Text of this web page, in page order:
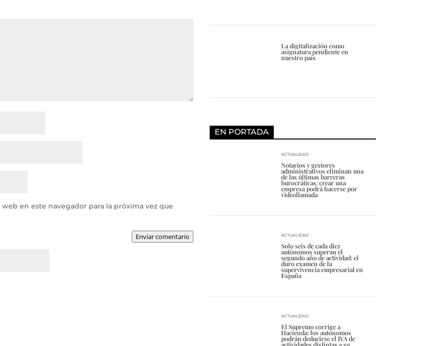
en este navegador para la próxima vez que
Enviar comentario
La digitalización como
asignatura pendiente en
nuestro país
EN PORTADA
Notarios y gestores
administrativos eliminan una
de las últimas barreras
burocráticas: crear una
empresa podrá hacerse por
videollamada
ACTUALIDAD
Solo seis de cada diez
autónomos superan el
segundo año de actividad: el
duro examen de la
supervivencia empresarial en
España
ACTUALIDAD
El Supremo corrige a
Hacienda: los autónomos
podrán deducirse el IVA de
actividades distintas a su
ACTUALIDAD